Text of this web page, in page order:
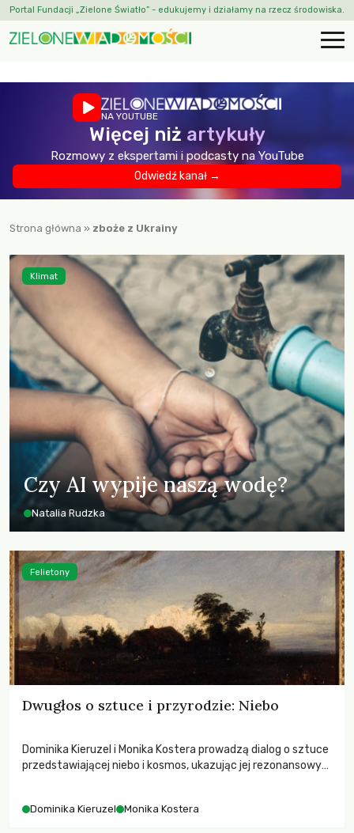
Portal Fundacji „Zielone Światło” - edukujemy i działamy na rzecz środowiska.
NA YOUTUBE
Więcej niż artykuły
Rozmowy z ekspertami i podcasty na YouTube
Odwiedź kanał →
Strona główna » zboże z Ukrainy
Czy AI wypije naszą wodę?
Natalia Rudzka
Klimat
Dwugłos o sztuce i przyrodzie: Niebo
Dominika Kieruzel i Monika Kostera prowadzą dialog o sztuce
przedstawiającej niebo i kosmos, ukazując jej rezonansowy
Dominika Kieruzel Monika Kostera
Felietony